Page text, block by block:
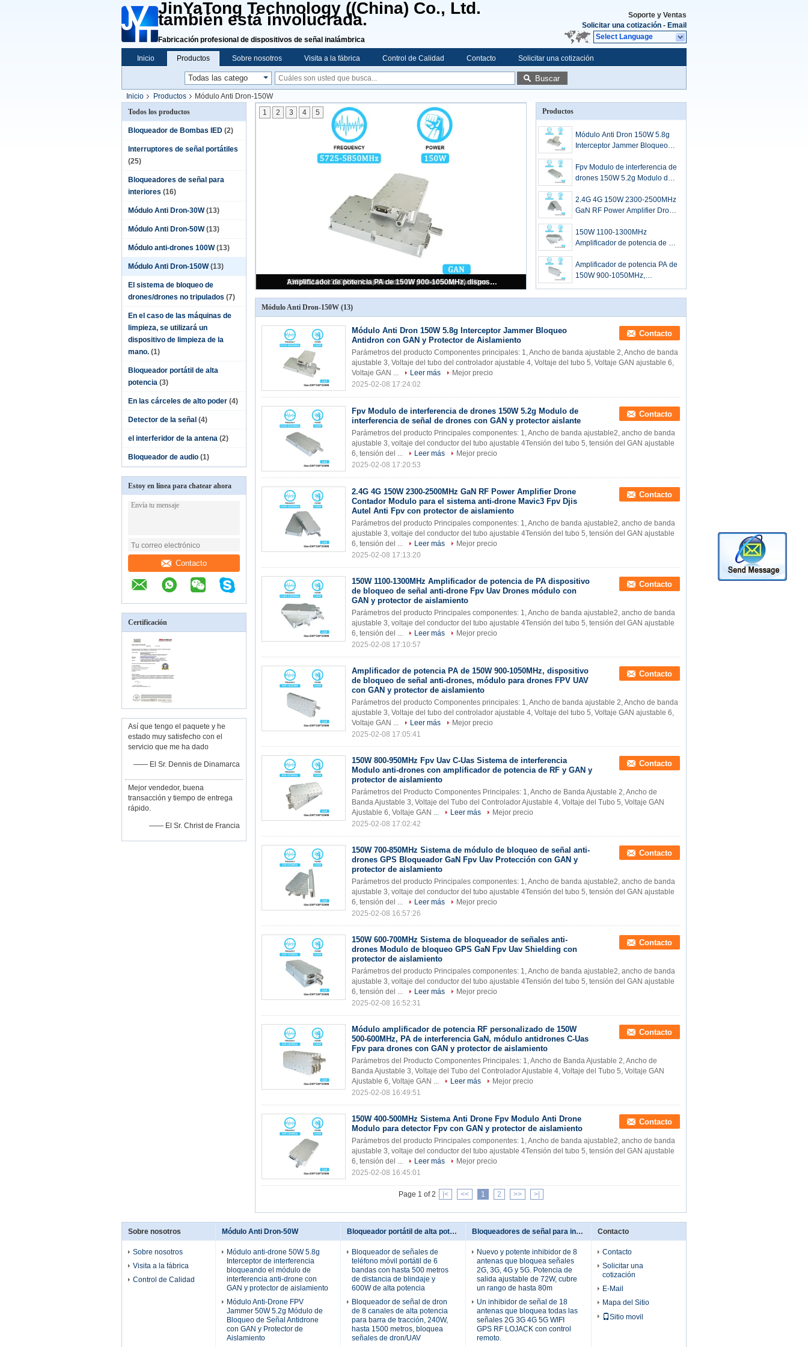
JinYaTong Technology ((China) Co., Ltd.
también está involucrada.
Fabricación profesional de dispositivos de señal inalámbrica
Soporte y Ventas
Solicitar una cotización - Email
Select Language
Inicio Productos Sobre nosotros Visita a la fábrica Control de Calidad Contacto Solicitar una cotización
Buscar
Inicio Productos
Módulo Anti Dron-150W
Todos los productos
Bloqueador de Bombas IED (2)
Interruptores de señal portátiles
(25)
Bloqueadores de señal para
interiores (16)
Módulo Anti Dron-30W (13)
Módulo Anti Dron-50W (13)
Módulo anti-drones 100W (13)
Módulo Anti Dron-150W (13)
El sistema de bloqueo de
drones/drones no tripulados (7)
En el caso de las máquinas de
limpieza, se utilizará un
dispositivo de limpieza de la
mano. (1)
Bloqueador portátil de alta
potencia (3)
En las cárceles de alto poder (4)
Detector de la señal (4)
el interferidor de la antena (2)
Bloqueador de audio (1)
Estoy en línea para chatear ahora
Contacto
Certificación
Así que tengo el paquete y he
estado muy satisfecho con el
servicio que me ha dado
—— El Sr. Dennis de Dinamarca
Mejor vendedor, buena
transacción y tiempo de entrega
rápido.
—— El Sr. Christ de Francia
Módulo Anti Dron 150W 5.8g Interceptor Jammer Bloqueo Antidron con GAN y Protector de Aislamiento
1 2 3 4 5 Productos
Módulo Anti Dron 150W 5.8g
Interceptor Jammer Bloqueo
de Aislamiento
Fpv Modulo de interferencia de
drones 150W 5.2g Modulo de
drones con GAN y protector
aislante
2.4G 4G 150W 2300-2500MHz
GaN RF Power Amplifier Drone
sistema anti-drone Mavic3 Fpv
Djis Autel Anti Fpv con
150W 1100-1300MHz
Amplificador de potencia de PA
señal anti-drone Fpv Uav
Drones módulo con GAN y
Amplificador de potencia PA de
150W 900-1050MHz,
señal anti-drones, módulo para
protector de aislamiento
Módulo Anti Dron-150W (13)
Módulo Anti Dron 150W 5.8g Interceptor Jammer Bloqueo
Antidron con GAN y Protector de Aislamiento
Contacto
Parámetros del producto Componentes principales: 1, Ancho de banda ajustable 2, Ancho de banda
ajustable 3, Voltaje del tubo del controlador ajustable 4, Voltaje del tubo 5, Voltaje GAN ajustable 6,
Voltaje GAN ...
Leer más
Mejor precio
2025-02-08 17:24:02
Fpv Modulo de interferencia de drones 150W 5.2g Modulo de
interferencia de señal de drones con GAN y protector aislante
Contacto
Parámetros del producto Principales componentes: 1, Ancho de banda ajustable2, ancho de banda
ajustable 3, voltaje del conductor del tubo ajustable 4Tensión del tubo 5, tensión del GAN ajustable
6, tensión del ...
Leer más
Mejor precio
2025-02-08 17:20:53
2.4G 4G 150W 2300-2500MHz GaN RF Power Amplifier Drone
Contador Modulo para el sistema anti-drone Mavic3 Fpv Djis
Autel Anti Fpv con protector de aislamiento
Contacto
Parámetros del producto Principales componentes: 1, Ancho de banda ajustable2, ancho de banda
ajustable 3, voltaje del conductor del tubo ajustable 4Tensión del tubo 5, tensión del GAN ajustable
6, tensión del ...
Leer más
Mejor precio
2025-02-08 17:13:20
150W 1100-1300MHz Amplificador de potencia de PA dispositivo
de bloqueo de señal anti-drone Fpv Uav Drones módulo con
GAN y protector de aislamiento
Contacto
Parámetros del producto Principales componentes: 1, Ancho de banda ajustable2, ancho de banda
ajustable 3, voltaje del conductor del tubo ajustable 4Tensión del tubo 5, tensión del GAN ajustable
6, tensión del ...
Leer más
Mejor precio
2025-02-08 17:10:57
Amplificador de potencia PA de 150W 900-1050MHz, dispositivo
de bloqueo de señal anti-drones, módulo para drones FPV UAV
con GAN y protector de aislamiento
Contacto
Parámetros del producto Componentes principales: 1, Ancho de banda ajustable 2, Ancho de banda
ajustable 3, Voltaje del tubo del controlador ajustable 4, Voltaje del tubo 5, Voltaje GAN ajustable 6,
Voltaje GAN ...
Leer más
Mejor precio
2025-02-08 17:05:41
150W 800-950MHz Fpv Uav C-Uas Sistema de interferencia
Modulo anti-drones con amplificador de potencia de RF y GAN y
protector de aislamiento
Contacto
Parámetros del Producto Componentes Principales: 1, Ancho de Banda Ajustable 2, Ancho de
Banda Ajustable 3, Voltaje del Tubo del Controlador Ajustable 4, Voltaje del Tubo 5, Voltaje GAN
Ajustable 6, Voltaje GAN ...
Leer más
Mejor precio
2025-02-08 17:02:42
150W 700-850MHz Sistema de módulo de bloqueo de señal anti-
drones GPS Bloqueador GaN Fpv Uav Protección con GAN y
protector de aislamiento
Contacto
Parámetros del producto Principales componentes: 1, Ancho de banda ajustable2, ancho de banda
ajustable 3, voltaje del conductor del tubo ajustable 4Tensión del tubo 5, tensión del GAN ajustable
6, tensión del ...
Leer más
Mejor precio
2025-02-08 16:57:26
150W 600-700MHz Sistema de bloqueador de señales anti-
drones Modulo de bloqueo GPS GaN Fpv Uav Shielding con
protector de aislamiento
Contacto
Parámetros del producto Principales componentes: 1, Ancho de banda ajustable2, ancho de banda
ajustable 3, voltaje del conductor del tubo ajustable 4Tensión del tubo 5, tensión del GAN ajustable
6, tensión del ...
Leer más
Mejor precio
2025-02-08 16:52:31
Módulo amplificador de potencia RF personalizado de 150W
500-600MHz, PA de interferencia GaN, módulo antidrones C-Uas
Fpv para drones con GAN y protector de aislamiento
Contacto
Parámetros del Producto Componentes Principales: 1, Ancho de Banda Ajustable 2, Ancho de
Banda Ajustable 3, Voltaje del Tubo del Controlador Ajustable 4, Voltaje del Tubo 5, Voltaje GAN
Ajustable 6, Voltaje GAN ...
Leer más
Mejor precio
2025-02-08 16:49:51
150W 400-500MHz Sistema Anti Drone Fpv Modulo Anti Drone
Modulo para detector Fpv con GAN y protector de aislamiento
Contacto
Parámetros del producto Principales componentes: 1, Ancho de banda ajustable2, ancho de banda
ajustable 3, voltaje del conductor del tubo ajustable 4Tensión del tubo 5, tensión del GAN ajustable
6, tensión del ...
Leer más
Mejor precio
2025-02-08 16:45:01
Page 1 of 2 |< << 1 2 >> >|
Sobre nosotros
Sobre nosotros
Visita a la fábrica
Control de Calidad
Módulo Anti Dron-50W
Módulo anti-drone 50W 5.8g
Interceptor de interferencia
bloqueando el módulo de
interferencia anti-drone con
GAN y protector de aislamiento
Módulo Anti-Drone FPV
Jammer 50W 5.2g Módulo de
Bloqueo de Señal Antidrone
con GAN y Protector de
Aislamiento
Bloqueador portátil de alta potencia
Bloqueador de señales de
teléfono móvil portátil de 6
bandas con hasta 500 metros
de distancia de blindaje y
600W de alta potencia
Bloqueador de señal de dron
de 8 canales de alta potencia
para barra de tracción, 240W,
hasta 1500 metros, bloquea
señales de dron/UAV
Bloqueadores de señal para interiores
Nuevo y potente inhibidor de 8
antenas que bloquea señales
2G, 3G, 4G y 5G. Potencia de
salida ajustable de 72W, cubre
un rango de hasta 80m
Un inhibidor de señal de 18
antenas que bloquea todas las
señales 2G 3G 4G 5G WIFI
GPS RF LOJACK con control
remoto.
Contacto
Contacto
Solicitar una
cotización
E-Mail
Mapa del Sitio
Sitio movil